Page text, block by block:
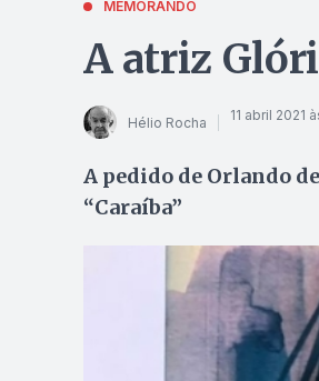
MEMORANDO
A atriz
Hélio Rocha 11 abril 2021
A pedido de Orlando
“Caraíba”